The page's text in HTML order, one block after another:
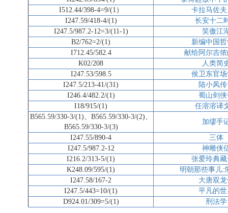
I512.44/398-4=9/(1）
卡拉马佐
I247.59/418-4/(1)
长安十二
I247.5/987.2-12=3/(11-1)
笑傲江
B2/762=2/(1)
新编中国
I712.45/582.4
献给阿尔吉
K02/208
人类简
I247.53/598.5
侯卫东官
I247.5/213-41/(31)
陆小凤
I246.4/482.2/(1)
蜀山剑侠
I18/915/(1)
任溶溶译
B565.59/330-3/(1)、B565.59/330-3/(2)、
B565.59/330-3/(3)
加缪手
I247.55/890-4
三体
I247.5/987.2-12
神雕侠
I216.2/313-5/(1)
张爱玲典
K248.09/595/(1)
明朝那些事儿:
I247.58/167-2
大唐双
I247.5/443=10/(1)
平凡的世
D924.01/309=5/(1)
刑法学